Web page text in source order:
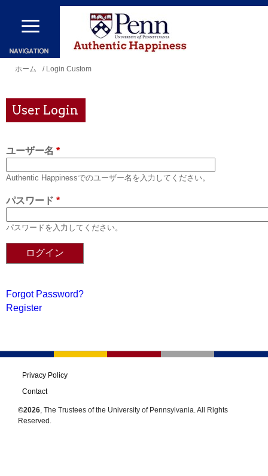
メ
ン
コ
ン
に
移
現
地
ホーム / Login Custom
User Login
ユーザー名 *
Authentic Happinessでのユーザー名を入力してください。
パスワード *
パスワードを入力してください。
Forgot Password?
Register
Privacy Policy
Contact
©2026, The Trustees of the University of Pennsylvania. All Rights
Reserved.